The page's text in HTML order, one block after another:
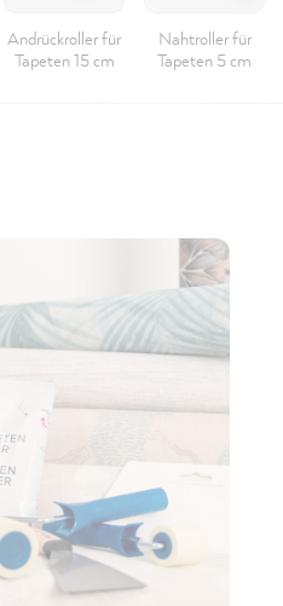
Andrückroller für
Tapeten 15 cm
Nahtroller für
Tapeten 5 cm